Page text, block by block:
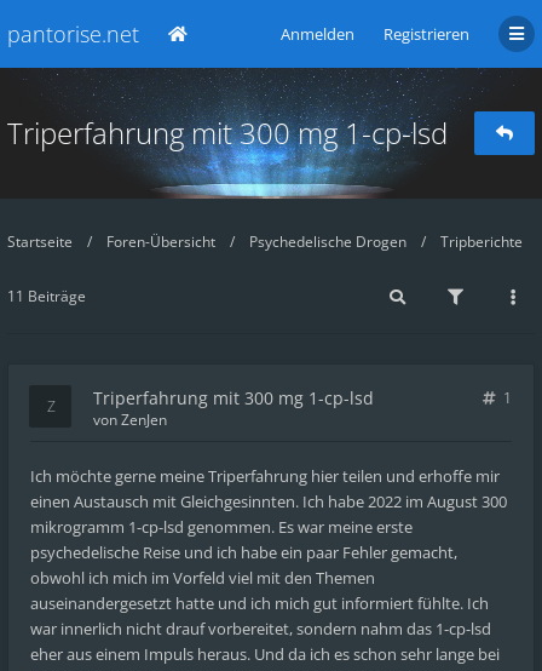
pantorise.net Anmelden Registrieren
Triperfahrung mit 300 mg 1-cp-lsd
Startseite Foren-Übersicht Psychedelische Drogen Tripberichte
11 Beiträge
Triperfahrung mit 300 mg 1-cp-lsd
1
vonZenJen
Ich möchte gerne meine Triperfahrung hier teilen und erhoffe mir
einen Austausch mit Gleichgesinnten. Ich habe 2022 im August 300
mikrogramm 1-cp-lsd genommen. Es war meine erste
psychedelische Reise und ich habe ein paar Fehler gemacht,
obwohl ich mich im Vorfeld viel mit den Themen
auseinandergesetzt hatte und ich mich gut informiert fühlte. Ich
war innerlich nicht drauf vorbereitet, sondern nahm das 1-cp-lsd
eher aus einem Impuls heraus. Und da ich es schon sehr lange bei